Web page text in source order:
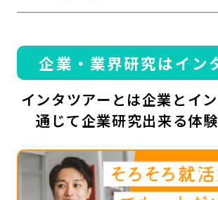
企業・業界研究はイン
インタツアーとは企業とイ
通じて企業研究出来る体